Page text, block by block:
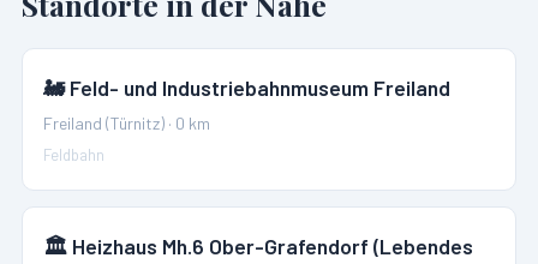
🚂 Feld- und Industriebahnmuseum Freiland
Freiland (Türnitz) · 0 km
Feldbahn
🏛️ Heizhaus Mh.6 Ober-Grafendorf (Lebendes